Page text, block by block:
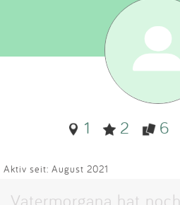
App
Blog
1 2 6
Aktiv seit: August 2021
Vatermorgana hat